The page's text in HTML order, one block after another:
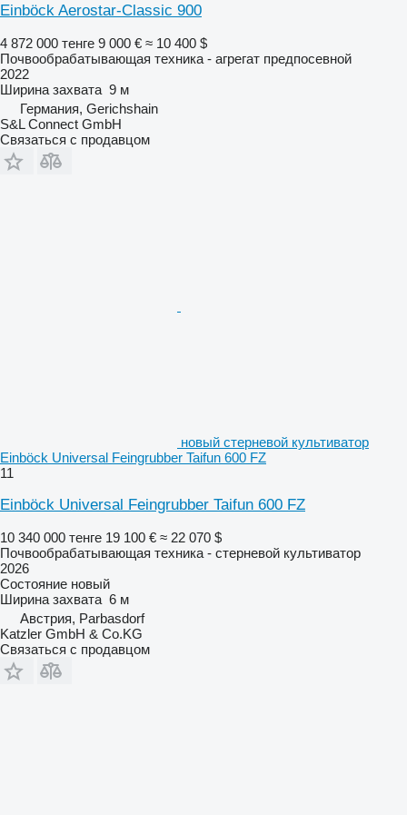
Einböck Aerostar-Classic 900
4 872 000 тенге 9 000 € ≈ 10 400 $
Почвообрабатывающая техника - агрегат предпосевной
2022
Ширина захвата 9 м
Германия, Gerichshain
S&L Connect GmbH
Связаться с продавцом
новый стерневой культиватор
Einböck Universal Feingrubber Taifun 600 FZ
11
Einböck Universal Feingrubber Taifun 600 FZ
10 340 000 тенге 19 100 € ≈ 22 070 $
Почвообрабатывающая техника - стерневой культиватор
2026
Состояние новый
Ширина захвата 6 м
Австрия, Parbasdorf
Katzler GmbH & Co.KG
Связаться с продавцом